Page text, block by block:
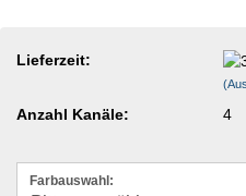
Lieferzeit:
Anzahl Kanäle: 4
Farbauswahl: